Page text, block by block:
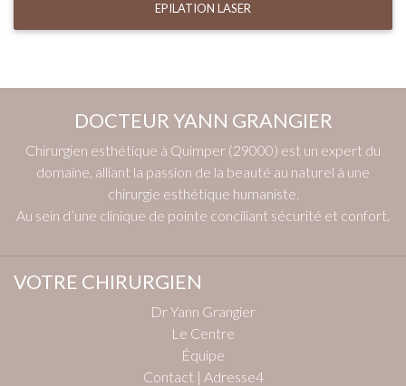
EPILATION LASER
DOCTEUR YANN GRANGIER
Chirurgien esthétique à Quimper (29000) est un expert du
domaine, alliant la passion de la beauté au naturel à une
chirurgie esthétique humaniste.
Au sein d’une clinique de pointe conciliant sécurité et confort.
VOTRE CHIRURGIEN
Dr Yann Grangier
Le Centre
Équipe
Contact | Adresse4